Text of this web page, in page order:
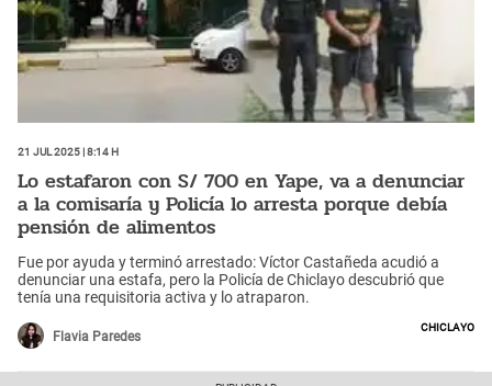
21 Jul 2025 | 8:14 h
Lo estafaron con S/ 700 en Yape, va a denunciar
a la comisaría y Policía lo arresta porque debía
pensión de alimentos
Fue por ayuda y terminó arrestado: Víctor Castañeda acudió a
denunciar una estafa, pero la Policía de Chiclayo descubrió que
tenía una requisitoria activa y lo atraparon.
Flavia Paredes
Chiclayo